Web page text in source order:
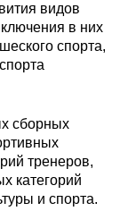
видов
в них
спорта,
сборных
тренеров,
категорий
и спорта.